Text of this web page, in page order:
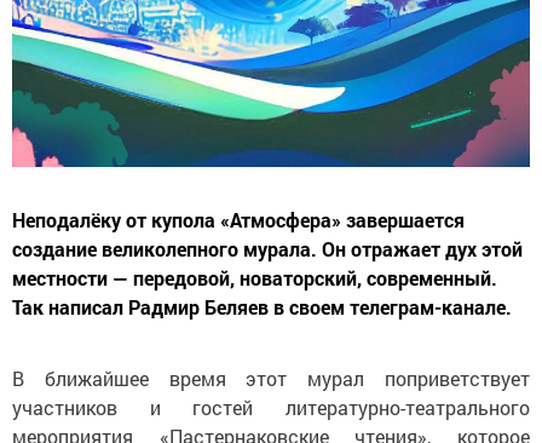
Неподалёку от купола «Атмосфера» завершается
создание великолепного мурала. Он отражает дух этой
местности — передовой, новаторский, современный.
Так написал Радмир Беляев в своем телеграм-канале.
В ближайшее время этот мурал поприветствует
участников и гостей литературно-театрального
мероприятия «Пастернаковские чтения», которое